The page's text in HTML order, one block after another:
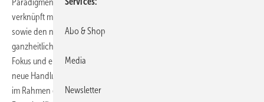
Paradigmenwechsel. Getrieben durch die integrale Planung und
verknüpft mit der Methodik des Building Information Modelings (BIM)
sowie den neuen Möglichkeiten der Digitalisierung, tritt die
ganzheitliche Betrachtung von digital unterstützten Prozessen in den
Fokus und erfordert von Fachhandwerkern und Fachplanern eine
neue Handlungsmaxime. Vor diesem Hintergrund beleuchtete Viega
im Rahmen des Fachsymposiums „Trinkwassergüte und
Abo & Shop
Media
Newsletter